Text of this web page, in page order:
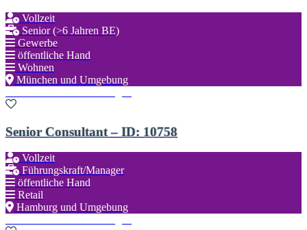
Vollzeit
Senior (>6 Jahren BE)
Gewerbe
öffentliche Hand
Wohnen
München und Umgebung
Senior Consultant – ID: 10758
Vollzeit
Führungskraft/Manager
öffentliche Hand
Retail
Hamburg und Umgebung